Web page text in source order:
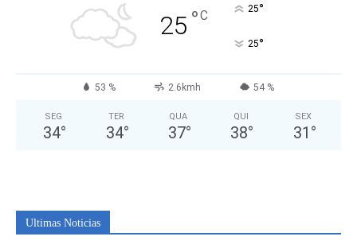
25 °C 25°
25°
53 % 2.6kmh 54 %
SEG
34°
TER
34°
QUA
37°
QUI
38°
SEX
31 °
Ultimas Noticias